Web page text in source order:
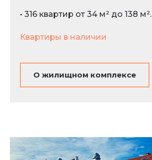
• 316 квартир от 34 м² до 138 м².
Квартиры в наличии
О жилищном комплексе